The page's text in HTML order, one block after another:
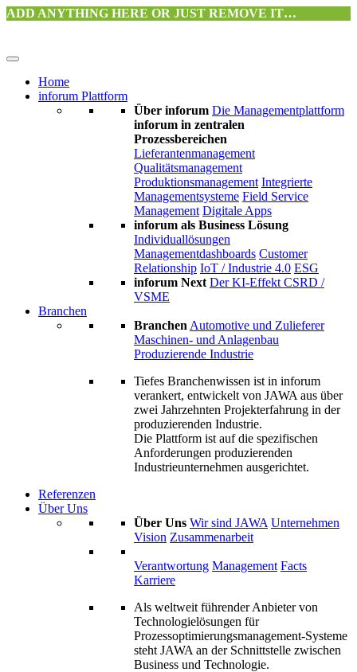
ADD ANYTHING HERE OR JUST REMOVE IT…
Home
inforum Plattform
Über inforum Die Managementplattform
inforum in zentralen
Prozessbereichen
Lieferantenmanagement
Qualitätsmanagement
Produktionsmanagement Integrierte
Managementsysteme Field Service
Management Digitale Apps
inforum als Business Lösung
Individuallösungen
Managementdashboards Customer
Relationship IoT / Industrie 4.0 ESG
inforum Next Der KI-Effekt CSRD /
VSME
Branchen
Branchen Automotive und Zulieferer
Maschinen- und Anlagenbau
Produzierende Industrie
Tiefes Branchenwissen ist in inforum
verankert, entwickelt von JAWA aus über
zwei Jahrzehnten Projekterfahrung in der
produzierenden Industrie.
Die Plattform ist auf die spezifischen
Anforderungen produzierenden
Industrieunternehmen ausgerichtet.
Referenzen
Über Uns
Über Uns Wir sind JAWA Unternehmen
Vision Zusammenarbeit
Verantwortung Management Facts
Karriere
Als weltweit führender Anbieter von
Technologielösungen für
Prozessoptimierungs­management-Systeme
steht JAWA an der Schnittstelle zwischen
Business und Technologie.